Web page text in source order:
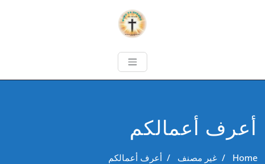
أعرف أعمالكم
Home
/ غير مصنف / أعرف أعمالكم